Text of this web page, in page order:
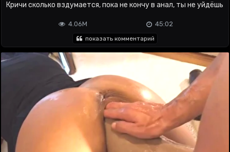
Кричи сколько вздумается, пока не кончу в анал, ты не уйдёшь
45:02
4.06M
показать комментарий